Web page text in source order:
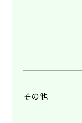
その他